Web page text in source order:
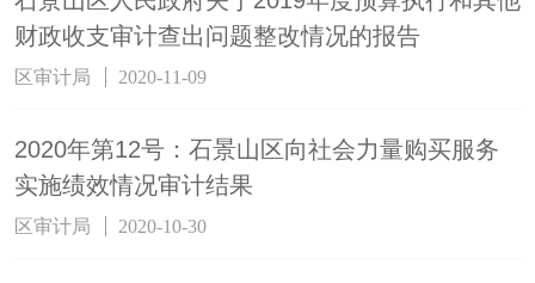
财政收支审计查出问题整改情况的报告
区审计局 2020-11-09
2020年第12号：石景山区向社会力量购买服务
实施绩效情况审计结果
区审计局 2020-10-30